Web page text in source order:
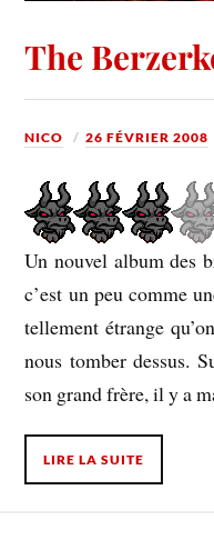
The
NICO 26 FÉVRIER 2008
Un nouvel album des
c’est un peu comme
tellement étrange
nous tomber dessus.
son grand frère, il y a
LIRE LA SUITE